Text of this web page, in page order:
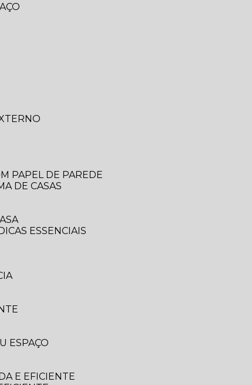
PAPEL DE PAREDE
DE CASAS
ESSENCIAIS
ESPAÇO
E EFICIENTE